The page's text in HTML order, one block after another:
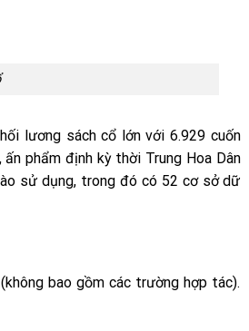
lương sách cổ lớn với 6.929 cuốn
phẩm định kỳ thời Trung Hoa Dân
sử dụng, trong đó có 52 cơ sở dữ
bao gồm các trường hợp tác).